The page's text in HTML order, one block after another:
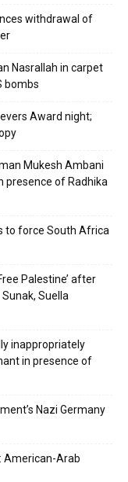
withdrawal of
Nasrallah in carpet
bombs
Award night;
Mukesh Ambani
presence of Radhika
to force South Africa
Palestine’ after
Suella
inappropriately
in presence of
Nazi Germany
American-Arab